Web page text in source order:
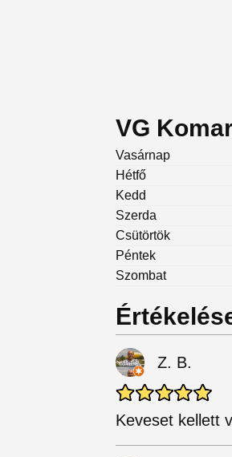
VG
Vasárnap
Hétfő
Kedd
Szerda
Csütörtök
Péntek
Szombat
Z. B.
Keveset kellett